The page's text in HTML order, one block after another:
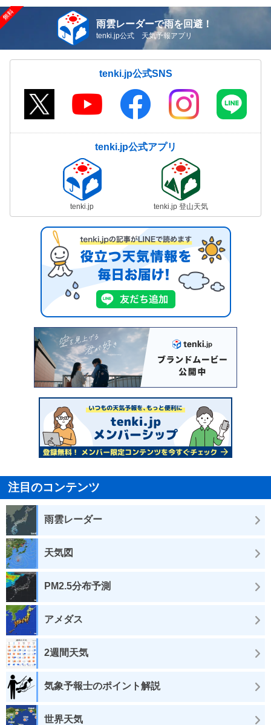
雨雲レーダーで雨を回避！
tenki.jp公式 天気予報アプリ
tenki.jp公式SNS
tenki.jp公式アプリ
tenki.jp tenki.jp 登山天気
注目のコンテンツ
雨雲レーダー
天気図
PM2.5分布予測
アメダス
2週間天気
気象予報士のポイント解説
世界天気